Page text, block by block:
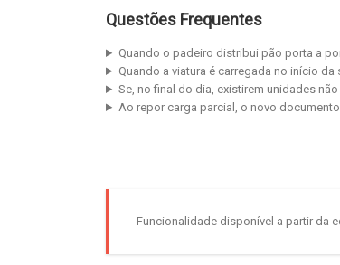
Questões Frequentes
Quando o padeiro distribui pão porta a
Quando a viatura é carregada no início
Se, no final do dia, existirem unidades
Ao repor carga parcial, o novo
Funcionalidade disponível a partir da